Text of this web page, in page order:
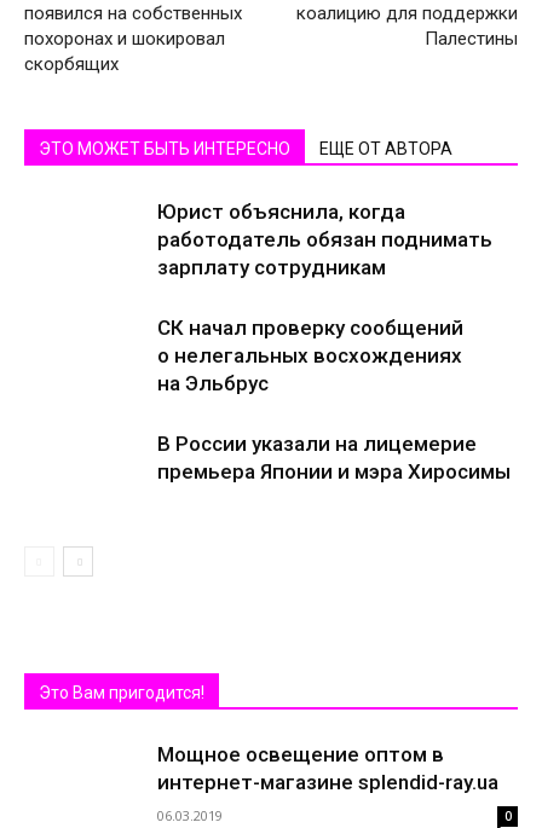
появился на собственных
похоронах и шокировал
скорбящих
коалицию для поддержки
Палестины
ЭТО МОЖЕТ БЫТЬ ИНТЕРЕСНО ЕЩЕ ОТ АВТОРА
Юрист объяснила, когда
работодатель обязан поднимать
зарплату сотрудникам
СК начал проверку сообщений
о нелегальных восхождениях
на Эльбрус
В России указали на лицемерие
премьера Японии и мэра Хиросимы
Это Вам пригодится!
Мощное освещение оптом в
интернет-магазине splendid-ray.ua
06.03.2019 0